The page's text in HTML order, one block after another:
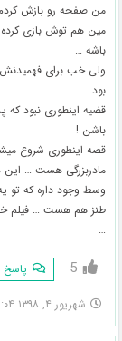
من صفحه رو بازش
مین هم توش بازی
باشه …
ولی خب برای فهمیدنش
بود …
قضیه اینطوری نبود که
باشن !
قصه اینطوری شروع
مادربزرگی هست … این
وسط وجود داره که تو
طنز هم هست … فیلم
…
5 پاسخ
شهریور ۴, ۱۳۹۸ ۵:۰۴ ب.ظ